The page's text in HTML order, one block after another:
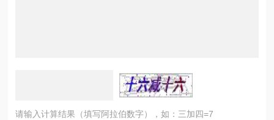
请输入计算结果（填写阿拉伯数字），如：三加四=7